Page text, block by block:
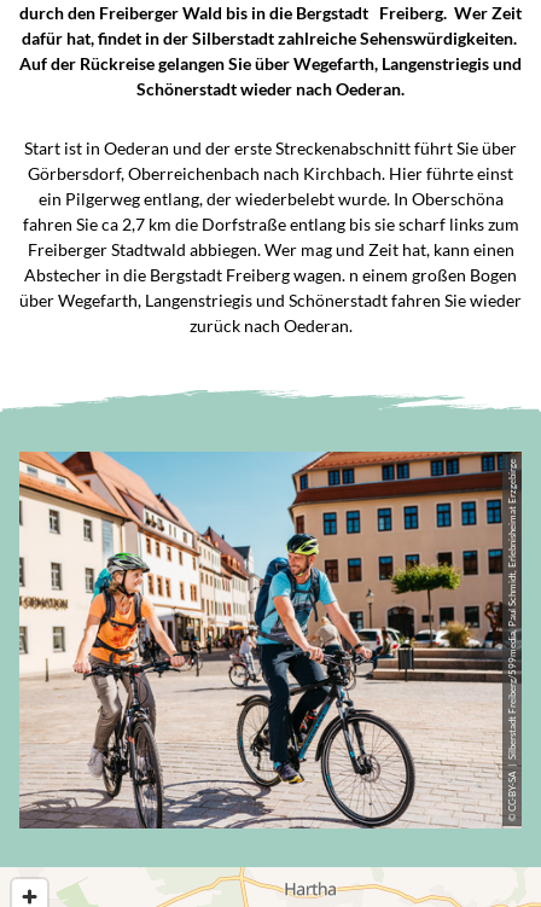
durch den Freiberger Wald bis in die Bergstadt Freiberg. Wer Zeit
dafür hat, findet in der Silberstadt zahlreiche Sehenswürdigkeiten.
Auf der Rückreise gelangen Sie über Wegefarth, Langenstriegis und
Schönerstadt wieder nach Oederan.
Start ist in Oederan und der erste Streckenabschnitt führt Sie über
Görbersdorf, Oberreichenbach nach Kirchbach. Hier führte einst
ein Pilgerweg entlang, der wiederbelebt wurde. In Oberschöna
fahren Sie ca 2,7 km die Dorfstraße entlang bis sie scharf links zum
Freiberger Stadtwald abbiegen. Wer mag und Zeit hat, kann einen
Abstecher in die Bergstadt Freiberg wagen. n einem großen Bogen
über Wegefarth, Langenstriegis und Schönerstadt fahren Sie wieder
zurück nach Oederan.
© CC-BY-SA | Silberstadt Freiberg/599media, Paul Schmidt, Erlebnisheimat Erzgebirge